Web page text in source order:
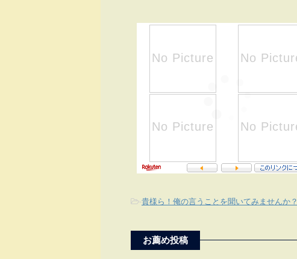
-貴様ら！俺の言うことを聞いてみませんか？
お薦め投稿